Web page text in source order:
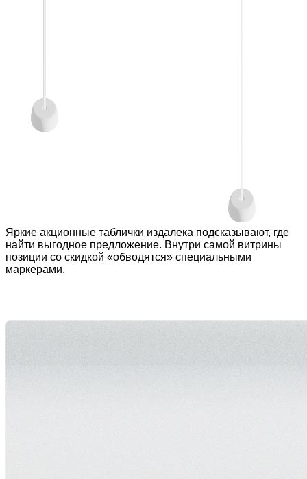
Яркие акционные таблички издалека подсказывают, где
найти выгодное предложение. Внутри самой витрины
позиции со скидкой «обводятся» специальными
маркерами.